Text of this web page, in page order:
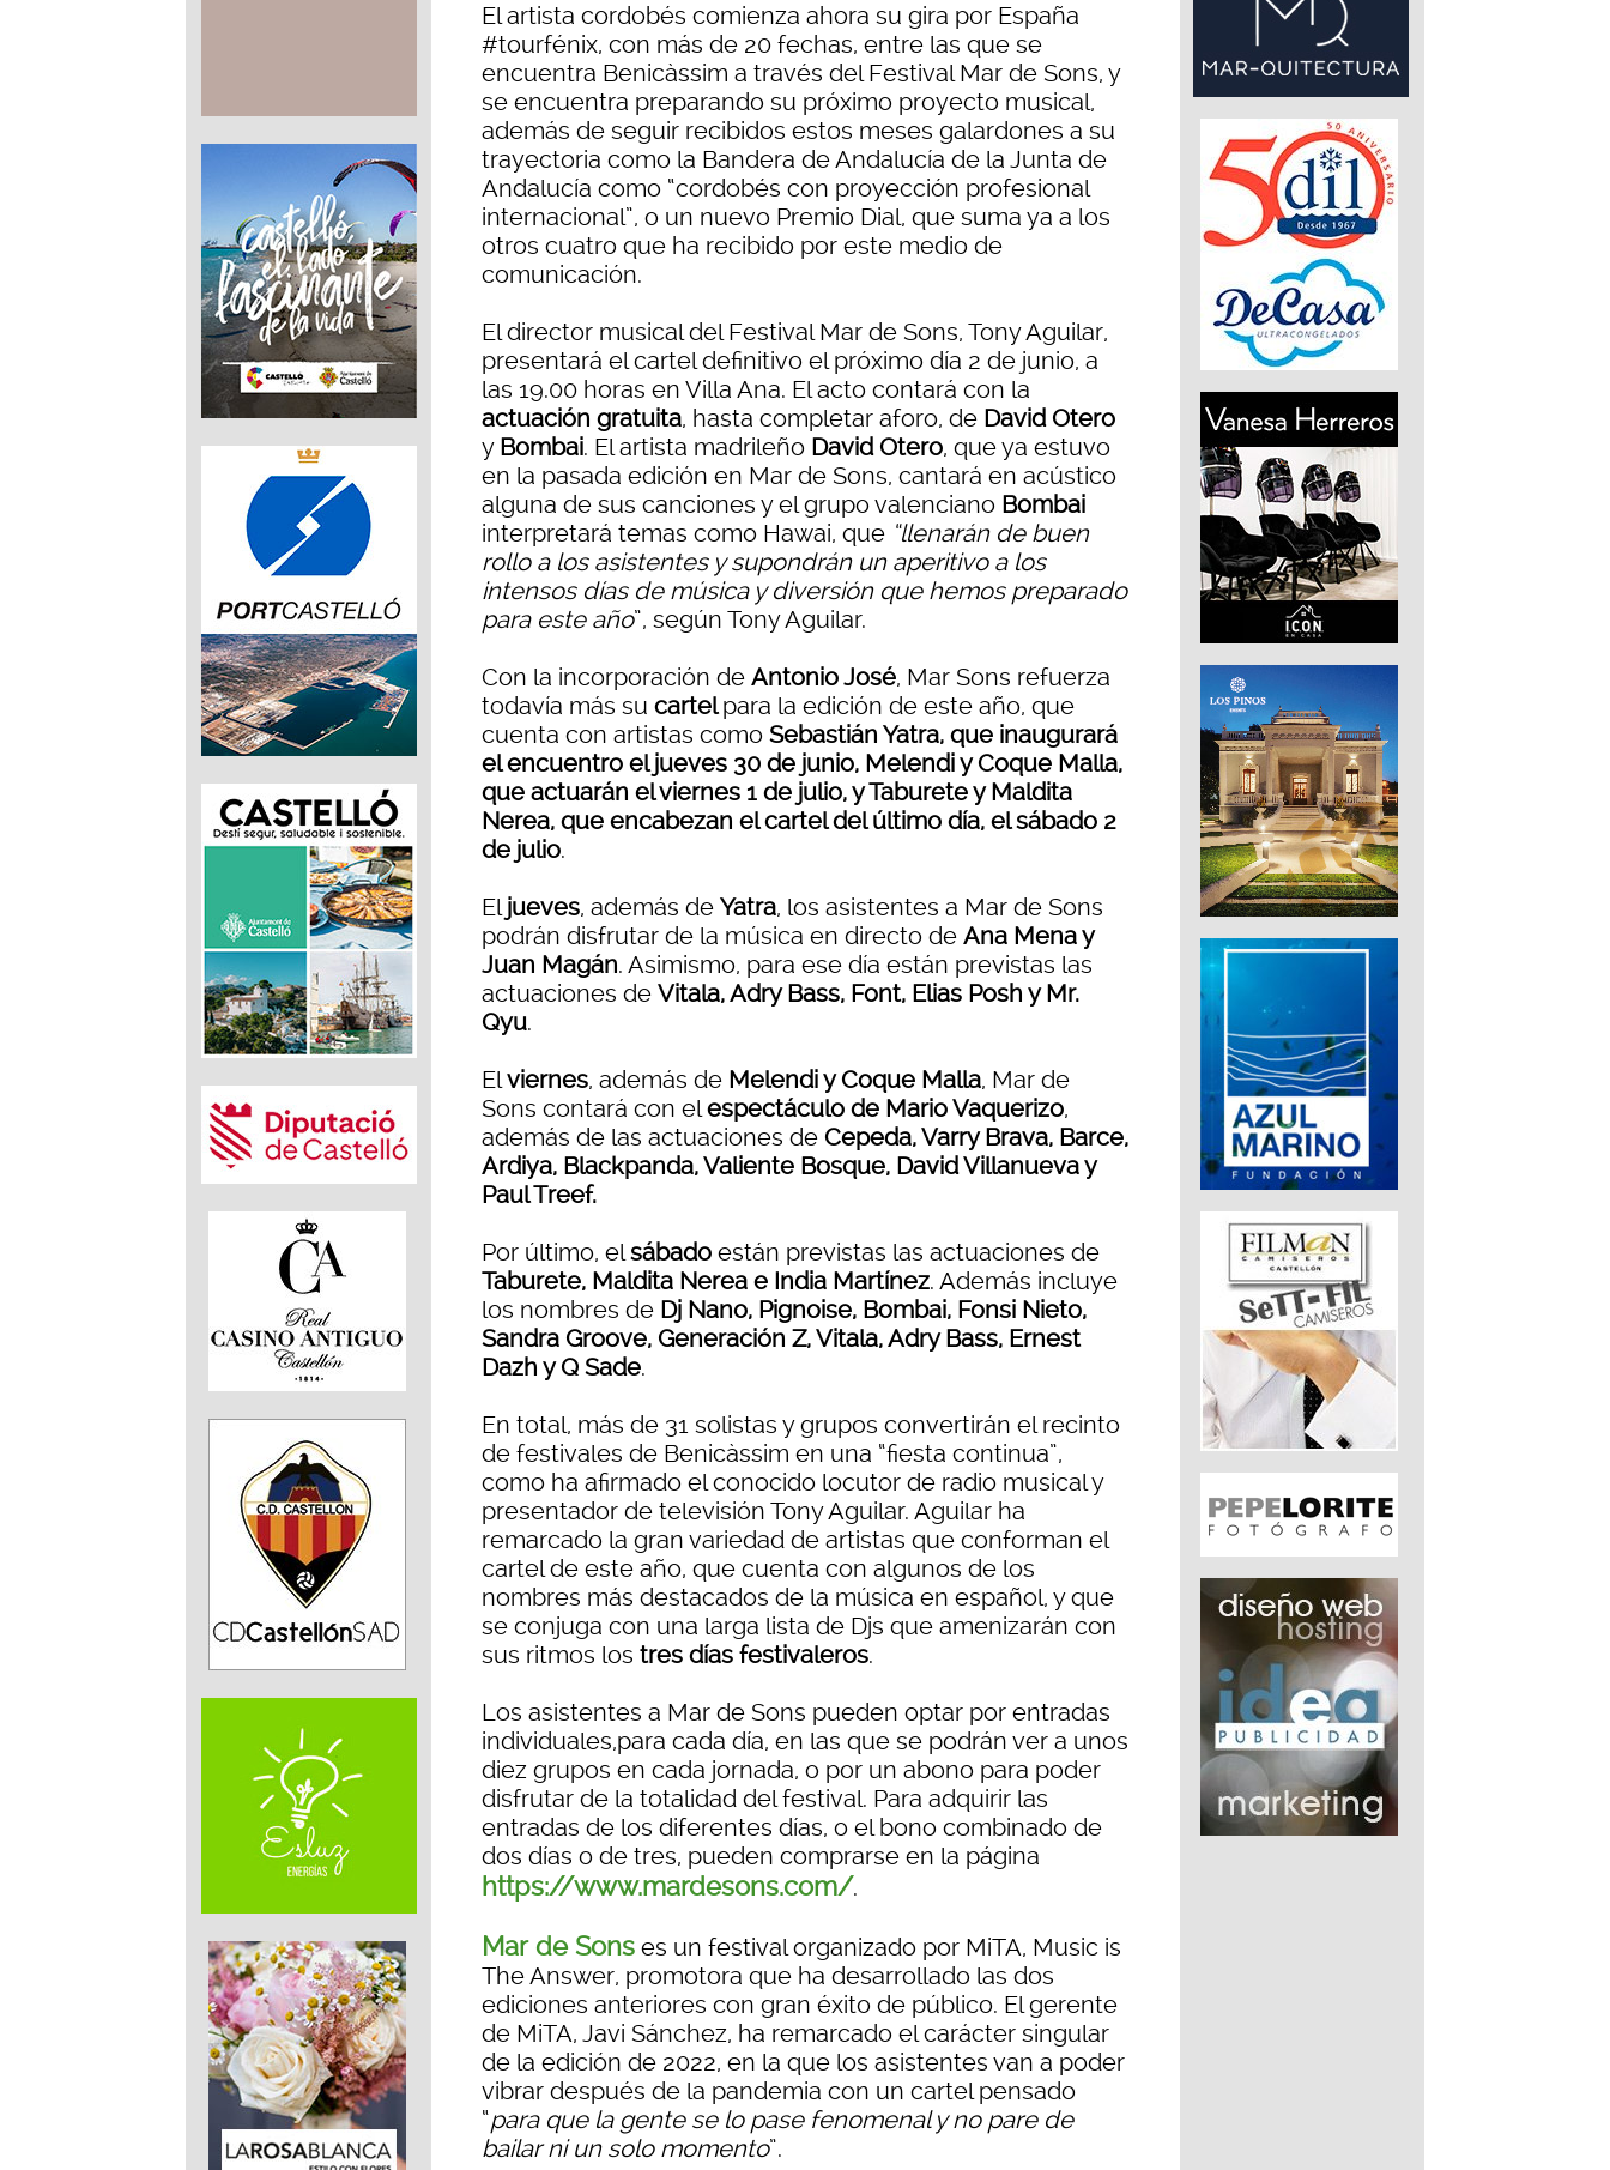
El artista cordobés comienza ahora su gira por España
#tourfénix, con más de 20 fechas, entre las que se
encuentra Benicàssim a través del Festival Mar de Sons, y
se encuentra preparando su próximo proyecto musical,
además de seguir recibidos estos meses galardones a su
trayectoria como la Bandera de Andalucía de la Junta de
Andalucía como “cordobés con proyección profesional
internacional”, o un nuevo Premio Dial, que suma ya a los
otros cuatro que ha recibido por este medio de
comunicación.
El director musical del Festival Mar de Sons, Tony Aguilar,
presentará el cartel definitivo el próximo día 2 de junio, a
las 19.00 horas en Villa Ana. El acto contará con la
actuación gratuita, hasta completar aforo, de David Otero
y Bombai. El artista madrileño David Otero, que ya estuvo
en la pasada edición en Mar de Sons, cantará en acústico
alguna de sus canciones y el grupo valenciano Bombai
interpretará temas como Hawai, que “llenarán de buen
rollo a los asistentes y supondrán un aperitivo a los
intensos días de música y diversión que hemos preparado
para este año”, según Tony Aguilar.
Con la incorporación de Antonio José, Mar Sons refuerza
todavía más su cartelpara la edición de este año, que
cuenta con artistas como Sebastián Yatra, que inaugurará
el encuentro el jueves 30 de junio, Melendi y Coque Malla,
que actuarán el viernes 1 de julio, y Taburete y Maldita
Nerea, que encabezan el cartel del último día, el sábado 2
de julio.
Eljueves, además de Yatra, los asistentes a Mar de Sons
podrán disfrutar de la música en directo de Ana Mena y
Juan Magán. Asimismo, para ese día están previstas las
actuaciones de Vitala, Adry Bass, Font, Elias Posh y Mr.
Qyu.
Elviernes, además de Melendi y Coque Malla, Mar de
Sons contará con elespectáculo de Mario Vaquerizo,
además de las actuaciones de Cepeda, Varry Brava, Barce,
Ardiya, Blackpanda, Valiente Bosque, David Villanueva y
Paul Treef.
Por último, elsábado están previstas las actuaciones de
Taburete, Maldita Nerea e India Martínez. Además incluye
los nombres de Dj Nano, Pignoise, Bombai, Fonsi Nieto,
Sandra Groove, Generación Z, Vitala, Adry Bass, Ernest
Dazh y Q Sade.
En total, más de 31 solistas y grupos convertirán el recinto
de festivales de Benicàssim en una “fiesta continua”,
como ha afirmado el conocido locutor de radio musical y
presentador de televisión Tony Aguilar. Aguilar ha
remarcado la gran variedad de artistas que conforman el
cartel de este año, que cuenta con algunos de los
nombres más destacados de la música en español, y que
se conjuga con una larga lista de Djs que amenizarán con
sus ritmos los tres días festivaleros.
Los asistentes a Mar de Sons pueden optar por entradas
individuales,para cada día, en las que se podrán ver a unos
diez grupos en cada jornada, o por un abono para poder
disfrutar de la totalidad del festival. Para adquirir las
entradas de los diferentes días, o el bono combinado de
dos días o de tres, pueden comprarse en la página
https://www.mardesons.com/.
Mar de Sons es un festival organizado por MiTA, Music is
The Answer, promotora que ha desarrollado las dos
ediciones anteriores con gran éxito de público. El gerente
de MiTA, Javi Sánchez, ha remarcado el carácter singular
de la edición de 2022, en la que los asistentes van a poder
vibrar después de la pandemia con un cartel pensado
“para que la gente se lo pase fenomenal y no pare de
bailar ni un solo momento”.